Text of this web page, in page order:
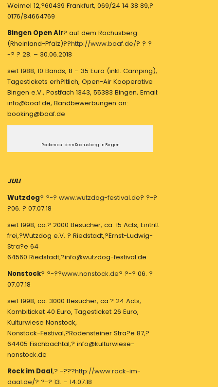
Weimel 12,?60439 Frankfurt, 069/24 14 38 89,?
0176/84664769
Bingen Open Air? auf dem Rochusberg
(Rheinland-Pfalz)??http://www.boaf.de/? ? ?
-? ? 28. – 30.06.2018
seit 1988, 10 Bands, 8 – 35 Euro (inkl. Camping),
Tagestickets erh?ltlich, Open-Air Kooperative
Bingen e.V., Postfach 1343, 55383 Bingen, Email:
info@boaf.de, Bandbewerbungen an:
booking@boaf.de
Rocken auf dem Rochusberg in Bingen
JULI
Wutzdog? ?-? www.wutzdog-festival.de? ?-?
?06. ? 07.07.18
seit 1998, ca.? 2000 Besucher, ca. 15 Acts, Eintritt
frei,?Wutzdog e.V. ? Riedstadt,?Ernst-Ludwig-
Stra?e 64
64560 Riedstadt,?info@wutzdog-festival.de
Nonstock? ?-??www.nonstock.de? ?-? 06. ?
07.07.18
seit 1998, ca. 3000 Besucher, ca.? 24 Acts,
Kombiticket 40 Euro, Tagesticket 26 Euro,
Kulturwiese Nonstock,
Nonstock-Festival,?Rodensteiner Stra?e 87,?
64405 Fischbachtal,? info@kulturwiese-
nonstock.de
Rock im Daal,? -???http://www.rock-im-
daal.de/? ?-? 13. – 14.07.18